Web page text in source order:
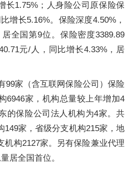
长1.75%；人身险公司原保险保
增长5.16%。保险深度4.50%，
全国第9位。保险密度3389.89
元/人，同比增长4.33%，居
99家（含互联网保险公司）保险
6946家，机构总量较上年增加4
的保险公司法人机构为4家。共
149家，省级分支机构215家，地
机构2127家。另有保险兼业代理
居全国首位。